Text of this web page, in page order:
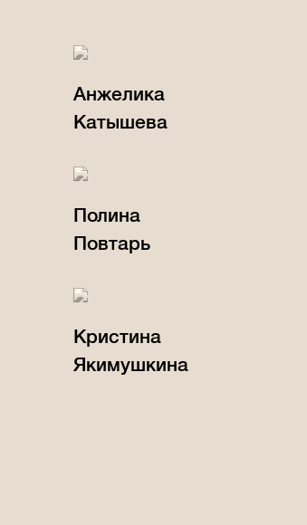
Анжелика
Катышева
Полина
Повтарь
Кристина
Якимушкина